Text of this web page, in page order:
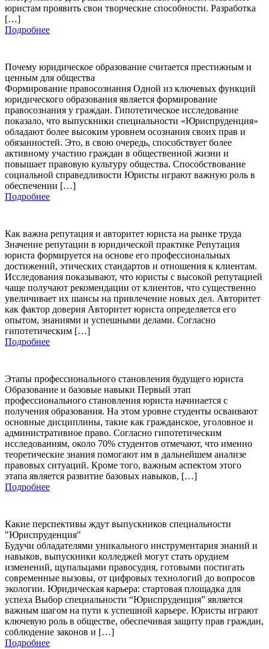
юристам проявить свои творческие способности. Разработка
[…]
Подробнее
Почему юридическое образование считается престижным и
ценным для общества
Формирование правосознания Одной из ключевых функций
юридического образования является формирование
правосознания у граждан. Гипотетическое исследование
показало, что выпускники специальности «Юриспруденция»
обладают более высоким уровнем осознания своих прав и
обязанностей. Это, в свою очередь, способствует более
активному участию граждан в общественной жизни и
повышает правовую культуру общества. Способствование
социальной справедливости Юристы играют важную роль в
обеспечении […]
Подробнее
Как важна репутация и авторитет юриста на рынке труда
Значение репутации в юридической практике Репутация
юриста формируется на основе его профессиональных
достижений, этических стандартов и отношения к клиентам.
Исследования показывают, что юристы с высокой репутацией
чаще получают рекомендации от клиентов, что существенно
увеличивает их шансы на привлечение новых дел. Авторитет
как фактор доверия Авторитет юриста определяется его
опытом, знаниями и успешными делами. Согласно
гипотетическим […]
Подробнее
Этапы профессионального становления будущего юриста
Образование и базовые навыки Первый этап
профессионального становления юриста начинается с
получения образования. На этом уровне студенты осваивают
основные дисциплины, такие как гражданское, уголовное и
административное право. Согласно гипотетическим
исследованиям, около 70% студентов отмечают, что именно
теоретические знания помогают им в дальнейшем анализе
правовых ситуаций. Кроме того, важным аспектом этого
этапа является развитие базовых навыков, […]
Подробнее
Какие перспективы ждут выпускников специальности
"Юриспруденция"
Будучи обладателями уникального инструментария знаний и
навыков, выпускники колледжей могут стать орудием
изменений, щупальцами правосудия, готовыми постигать
современные вызовы, от цифровых технологий до вопросов
экологии. Юридическая карьера: стартовая площадка для
успеха Выбор специальности “Юриспруденция” является
важным шагом на пути к успешной карьере. Юристы играют
ключевую роль в обществе, обеспечивая защиту прав граждан,
соблюдение законов и […]
Подробнее